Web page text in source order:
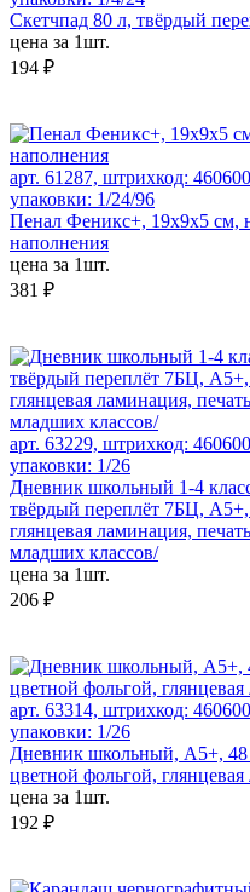
Скетчпад 80 л, твёрдый
цена за 1шт.
194 ₽
арт. 61287, штрихкод:
упаковки: 1/24/96
Пенал Феникс+, 19х9х5 см,
наполнения
цена за 1шт.
381 ₽
арт. 63229, штрихкод:
упаковки: 1/26
Дневник школьный 1-4
твёрдый переплёт 7БЦ,
глянцевая ламинация,
младших классов/
цена за 1шт.
206 ₽
арт. 63314, штрихкод:
упаковки: 1/26
Дневник школьный, А5+, 48
цветной фольгой,
цена за 1шт.
192 ₽